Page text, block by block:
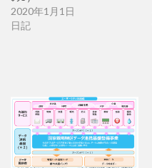
2020年1月1日
日記